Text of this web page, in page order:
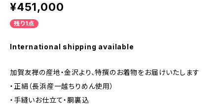
¥451,000
残り1点
International shipping available
加賀友禅の産地・金沢より、特撰のお着物をお届けいたします
・正絹（長浜産一越ちりめん使用）
・手縫いお仕立て・胴裏込